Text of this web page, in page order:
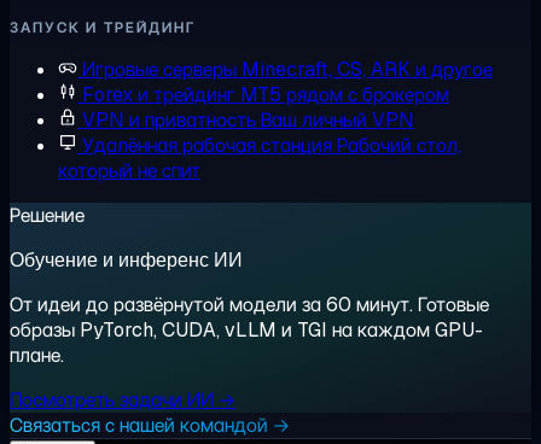
ЗАПУСК И ТРЕЙДИНГ
Игровые серверы Minecraft, CS, ARK и другое
Forex и трейдинг MT5 рядом с брокером
VPN и приватностьВаш личный VPN
Удалённая рабочая станцияРабочий стол,
который не спит
Решение
Обучение и инференс ИИ
От идеи до развёрнутой модели за 60 минут. Готовые
образы PyTorch, CUDA, vLLM и TGI на каждом GPU-
плане.
Посмотреть задачи ИИ →
Связаться с нашей командой →